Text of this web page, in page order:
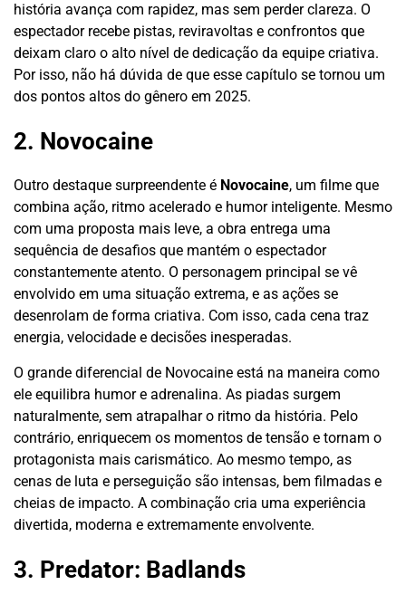
história avança com rapidez, mas sem perder clareza. O
espectador recebe pistas, reviravoltas e confrontos que
deixam claro o alto nível de dedicação da equipe criativa.
Por isso, não há dúvida de que esse capítulo se tornou um
dos pontos altos do gênero em 2025.
2. Novocaine
Outro destaque surpreendente é Novocaine, um filme que
combina ação, ritmo acelerado e humor inteligente. Mesmo
com uma proposta mais leve, a obra entrega uma
sequência de desafios que mantém o espectador
constantemente atento. O personagem principal se vê
envolvido em uma situação extrema, e as ações se
desenrolam de forma criativa. Com isso, cada cena traz
energia, velocidade e decisões inesperadas.
O grande diferencial de Novocaine está na maneira como
ele equilibra humor e adrenalina. As piadas surgem
naturalmente, sem atrapalhar o ritmo da história. Pelo
contrário, enriquecem os momentos de tensão e tornam o
protagonista mais carismático. Ao mesmo tempo, as
cenas de luta e perseguição são intensas, bem filmadas e
cheias de impacto. A combinação cria uma experiência
divertida, moderna e extremamente envolvente.
3. Predator: Badlands